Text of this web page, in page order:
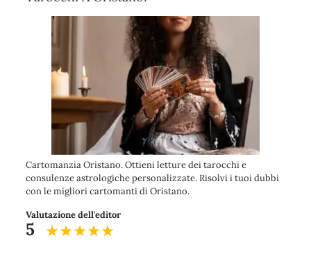
Cartomanzia Oristano. Ottieni letture dei tarocchi e
consulenze astrologiche personalizzate. Risolvi i tuoi dubbi
con le migliori cartomanti di Oristano.
Valutazione dell'editor
5